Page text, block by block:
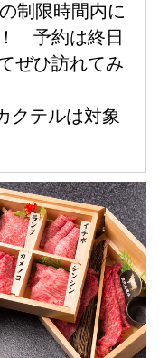
制限時間内に
予約は終日
ぜひ訪れてみ
クテルは対象